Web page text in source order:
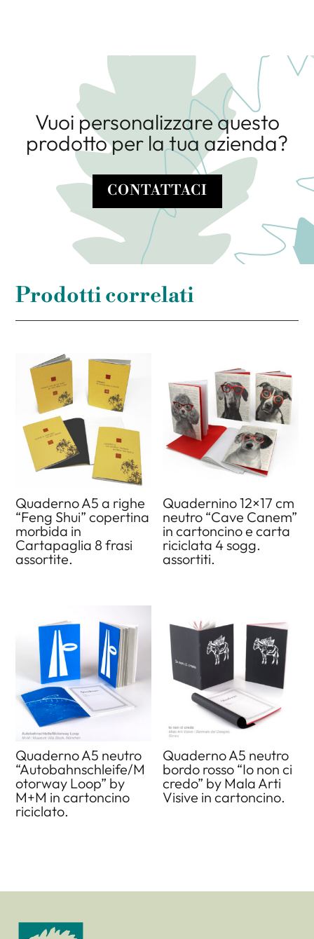
Vuoi personalizzare questo
prodotto per la tua azienda?
CONTATTACI
Prodotti correlati
Quaderno A5 a righe
“Feng Shui” copertina
morbida in
Cartapaglia 8 frasi
assortite.
Quadernino 12×17 cm
neutro “Cave Canem”
in cartoncino e carta
riciclata 4 sogg.
assortiti.
Quaderno A5 neutro
“Autobahnschleife/M
otorway Loop” by
M+M in cartoncino
riciclato.
Quaderno A5 neutro
bordo rosso “Io non ci
credo” by Mala Arti
Visive in cartoncino.